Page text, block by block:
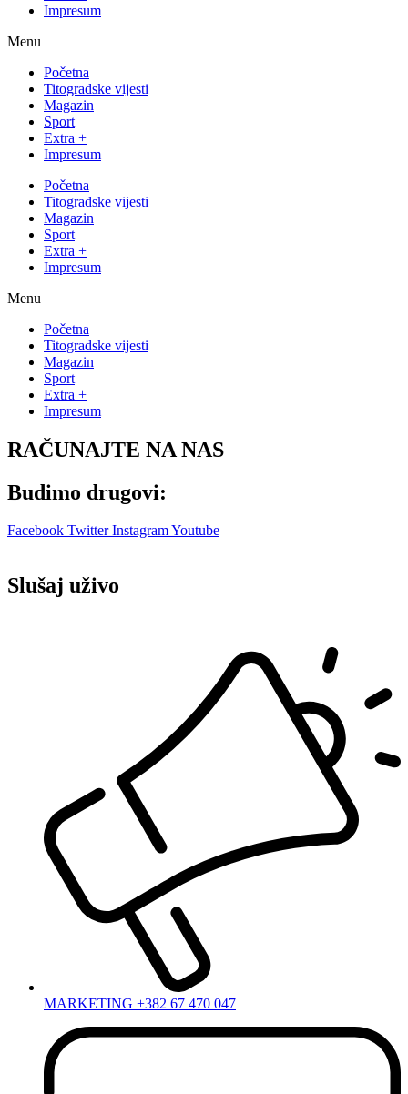
Impresum
Menu
Početna
Titogradske vijesti
Magazin
Sport
Extra +
Impresum
Početna
Titogradske vijesti
Magazin
Sport
Extra +
Impresum
Menu
Početna
Titogradske vijesti
Magazin
Sport
Extra +
Impresum
RAČUNAJTE NA NAS
Budimo drugovi:
Facebook Twitter InstagramYoutube
Slušaj uživo
MARKETING +382 67 470 047